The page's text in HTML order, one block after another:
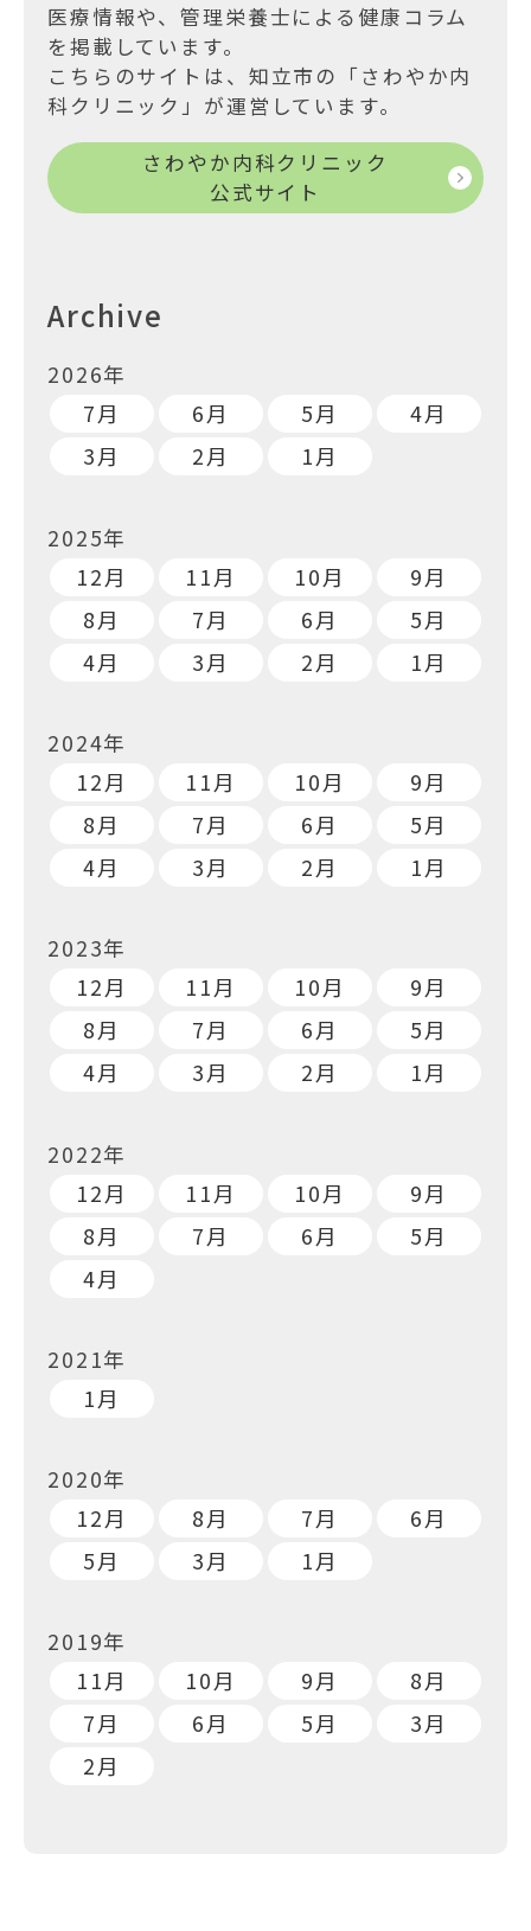
医療情報や、管理栄養士による健康コラム
を掲載しています。
こちらのサイトは、知立市の「さわやか内
科クリニック」が運営しています。
さわやか内科クリニック
公式サイト
Archive
2026年
7月
6月 5月
4月
3月
2月 1月
2025年
12月
11月 10月
9月
8月
7月 6月
5月
4月
3月 2月 1月
2024年
12月
11月 10月
9月
8月
7月 6月
5月
4月
3月 2月 1月
2023年
12月
11月 10月
9月
8月
7月 6月
5月
4月
3月 2月 1月
2022年
12月
11月 10月
9月
8月
7月 6月
5月
4月
2021年
1月
2020年
12月
8月 7月
6月
5月
3月 1月
2019年
11月
10月 9月
8月
7月
6月 5月
3月
2月